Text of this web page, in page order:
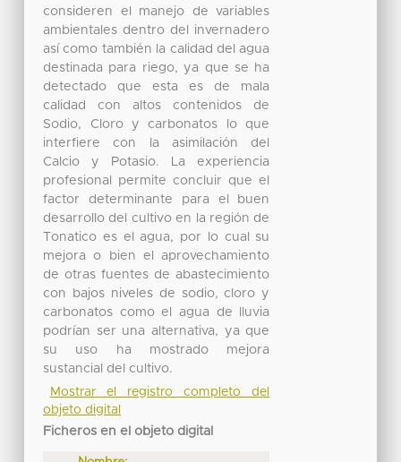
consideren el manejo de variables
ambientales dentro del invernadero
así como también la calidad del agua
destinada para riego, ya que se ha
detectado que esta es de mala
calidad con altos contenidos de
Sodio, Cloro y carbonatos lo que
interfiere con la asimilación del
Calcio y Potasio. La experiencia
profesional permite concluir que el
factor determinante para el buen
desarrollo del cultivo en la región de
Tonatico es el agua, por lo cual su
mejora o bien el aprovechamiento
de otras fuentes de abastecimiento
con bajos niveles de sodio, cloro y
carbonatos como el agua de lluvia
podrían ser una alternativa, ya que
su uso ha mostrado mejora
sustancial del cultivo.
Mostrar el registro completo del
objeto digital
Ficheros en el objeto digital